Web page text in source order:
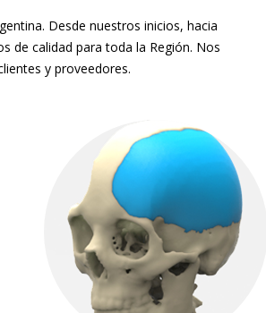
Desde nuestros inicios, hacia
de calidad para toda la Región. Nos
y proveedores.